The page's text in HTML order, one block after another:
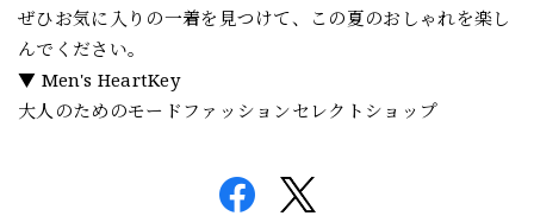
ぜひお気に入りの一着を見つけて、この夏のおしゃれを楽し
んでください。
▼ Men's HeartKey
大人のためのモードファッションセレクトショップ